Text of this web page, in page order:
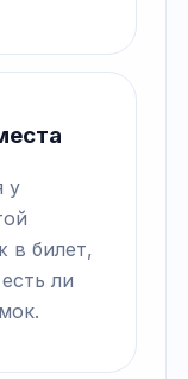
у
в билет,
ли